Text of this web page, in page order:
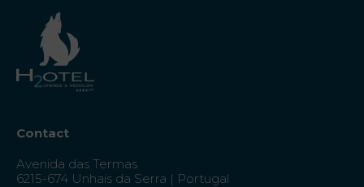
Contact
Avenida das Termas
6215-674 Unhais da Serra | Portugal